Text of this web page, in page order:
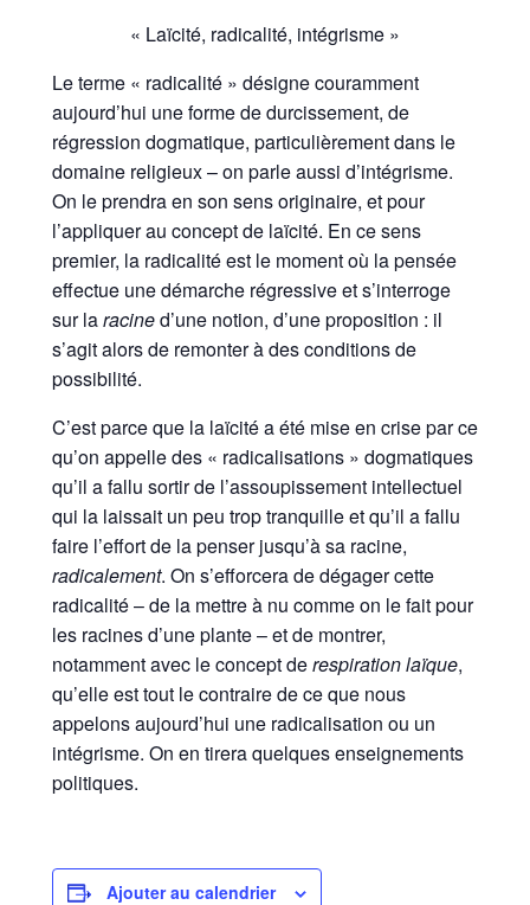
« Laïcité, radicalité, intégrisme »
Le terme « radicalité » désigne couramment
aujourd’hui une forme de durcissement, de
régression dogmatique, particulièrement dans le
domaine religieux – on parle aussi d’intégrisme.
On le prendra en son sens originaire, et pour
l’appliquer au concept de laïcité. En ce sens
premier, la radicalité est le moment où la pensée
effectue une démarche régressive et s’interroge
sur laracined’une notion, d’une proposition : il
s’agit alors de remonter à des conditions de
possibilité.
C’est parce que la laïcité a été mise en crise par ce
qu’on appelle des « radicalisations » dogmatiques
qu’il a fallu sortir de l’assoupissement intellectuel
qui la laissait un peu trop tranquille et qu’il a fallu
faire l’effort de la penser jusqu’à sa racine,
radicalement. On s’efforcera de dégager cette
radicalité – de la mettre à nu comme on le fait pour
les racines d’une plante – et de montrer,
notamment avec le concept derespiration laïque,
qu’elle est tout le contraire de ce que nous
appelons aujourd’hui une radicalisation ou un
intégrisme. On en tirera quelques enseignements
politiques.
Ajouter au calendrier